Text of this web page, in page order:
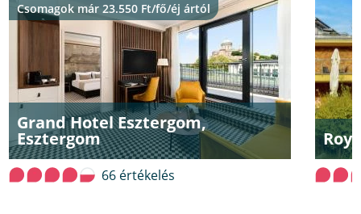
Grand Hotel Esztergom,
Esztergom
Csomagok már 23.550 Ft/fő/éj ártól
66 értékelés